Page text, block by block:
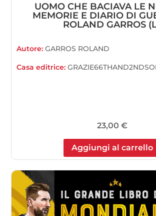
UOMO CHE BACIAVA LE
MEMORIE E DIARIO DI
ROLAND GARROS
Autore:GARROS ROLAND
Casa editrice:
23,00 €
Aggiungi al carrello